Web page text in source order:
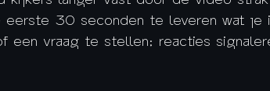
eerste 30 seconden te leveren wat
een vraag te stellen; reacties